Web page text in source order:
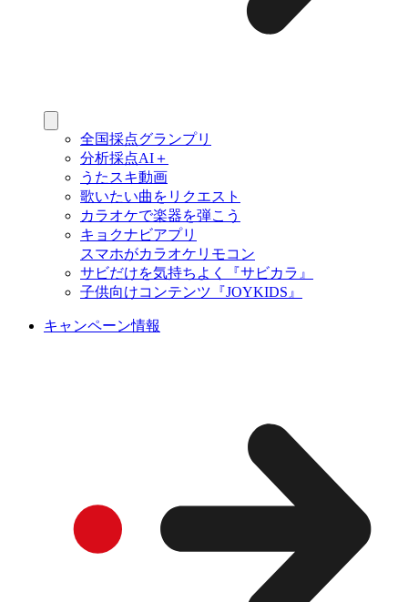
全国採点グランプリ
分析採点AI＋
うたスキ動画
歌いたい曲をリクエスト
カラオケで楽器を弾こう
キョクナビアプリ
スマホがカラオケリモコン
サビだけを気持ちよく『サビカラ』
子供向けコンテンツ『JOYKIDS』
キャンペーン情報